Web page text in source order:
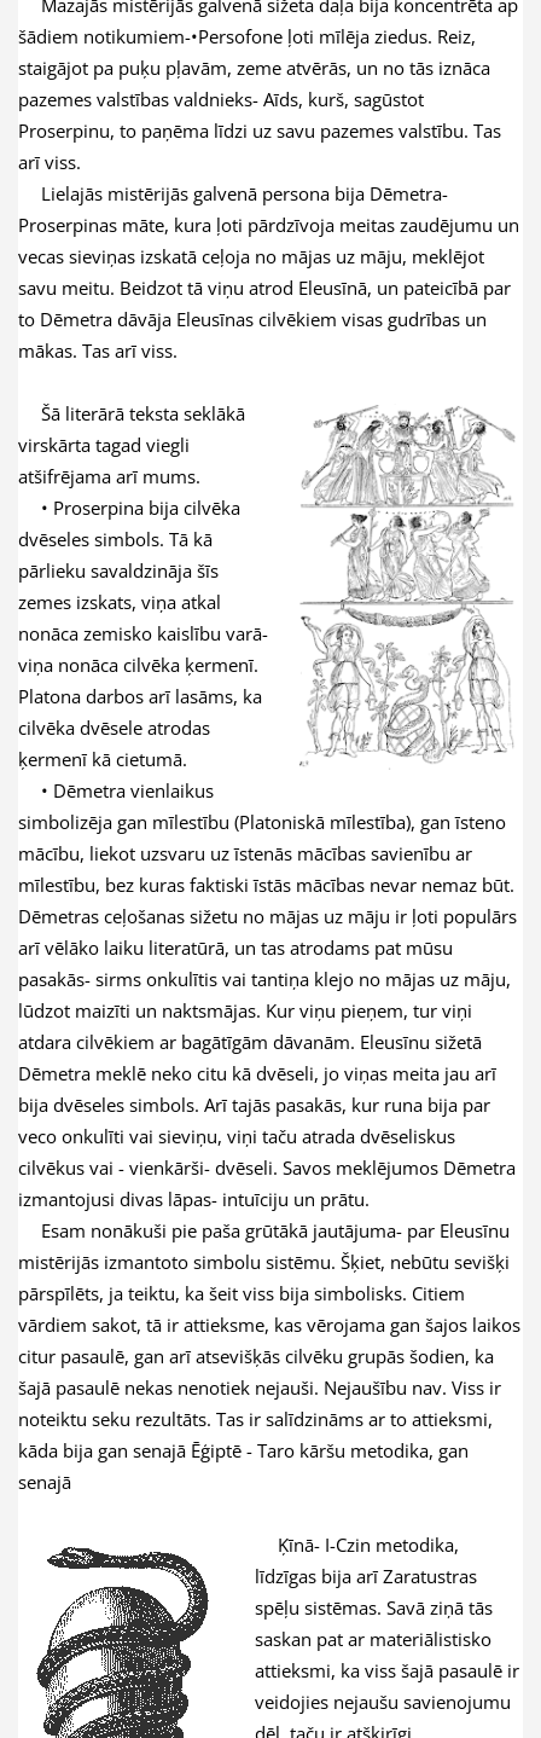
šādiem notikumiem-•Persofone ļoti mīlēja ziedus. Reiz,
staigājot pa puķu pļavām, zeme atvērās, un no tās iznāca
pazemes valstības valdnieks- Aīds, kurš, sagūstot
Proserpinu, to paņēma līdzi uz savu pazemes valstību. Tas
arī viss.
Lielajās mistērijās galvenā persona bija Dēmetra-
Proserpinas māte, kura ļoti pārdzīvoja meitas zaudējumu un
vecas sieviņas izskatā ceļoja no mājas uz māju, meklējot
savu meitu. Beidzot tā viņu atrod Eleusīnā, un pateicībā par
to Dēmetra dāvāja Eleusīnas cilvēkiem visas gudrības un
mākas. Tas arī viss.
Šā literārā teksta seklākā
virskārta tagad viegli
atšifrējama arī mums.
• Proserpina bija cilvēka
dvēseles simbols. Tā kā
pārlieku savaldzināja šīs
zemes izskats, viņa atkal
nonāca zemisko kaislību varā-
viņa nonāca cilvēka ķermenī.
Platona darbos arī lasāms, ka
cilvēka dvēsele atrodas
ķermenī kā cietumā.
• Dēmetra vienlaikus
simbolizēja gan mīlestību (Platoniskā mīlestība), gan īsteno
mācību, liekot uzsvaru uz īstenās mācības savienību ar
mīlestību, bez kuras faktiski īstās mācības nevar nemaz būt.
Dēmetras ceļošanas sižetu no mājas uz māju ir ļoti populārs
arī vēlāko laiku literatūrā, un tas atrodams pat mūsu
pasakās- sirms onkulītis vai tantiņa klejo no mājas uz māju,
lūdzot maizīti un naktsmājas. Kur viņu pieņem, tur viņi
atdara cilvēkiem ar bagātīgām dāvanām. Eleusīnu sižetā
Dēmetra meklē neko citu kā dvēseli, jo viņas meita jau arī
bija dvēseles simbols. Arī tajās pasakās, kur runa bija par
veco onkulīti vai sieviņu, viņi taču atrada dvēseliskus
cilvēkus vai - vienkārši- dvēseli. Savos meklējumos Dēmetra
izmantojusi divas lāpas- intuīciju un prātu.
Esam nonākuši pie paša grūtākā jautājuma- par Eleusīnu
mistērijās izmantoto simbolu sistēmu. Šķiet, nebūtu sevišķi
pārspīlēts, ja teiktu, ka šeit viss bija simbolisks. Citiem
vārdiem sakot, tā ir attieksme, kas vērojama gan šajos laikos
citur pasaulē, gan arī atsevišķās cilvēku grupās šodien, ka
šajā pasaulē nekas nenotiek nejauši. Nejaušību nav. Viss ir
noteiktu seku rezultāts. Tas ir salīdzināms ar to attieksmi,
kāda bija gan senajā Ēģiptē - Taro kāršu metodika, gan
senajā
Ķīnā- I-Czin metodika,
līdzīgas bija arī Zaratustras
spēļu sistēmas. Savā ziņā tās
saskan pat ar materiālistisko
attieksmi, ka viss šajā pasaulē ir
veidojies nejaušu savienojumu
dēļ, taču ir atšķirīgi